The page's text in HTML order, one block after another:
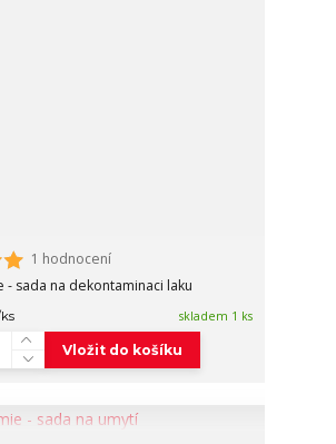
1 hodnocení
- sada na dekontaminaci laku
ks skladem 1 ks
Vložit do košíku